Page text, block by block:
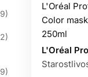
Ovplyvňuje ju typ
L'Oréal
Color
250ml
L'Oréal